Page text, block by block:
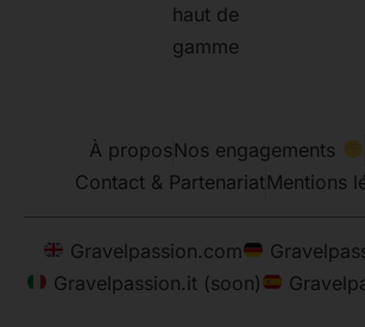
haut de
gamme
À propos Nos engagements
Contact & Partenariat Mentions
Gravelpassion.com
Gravelpassion.it (soon)